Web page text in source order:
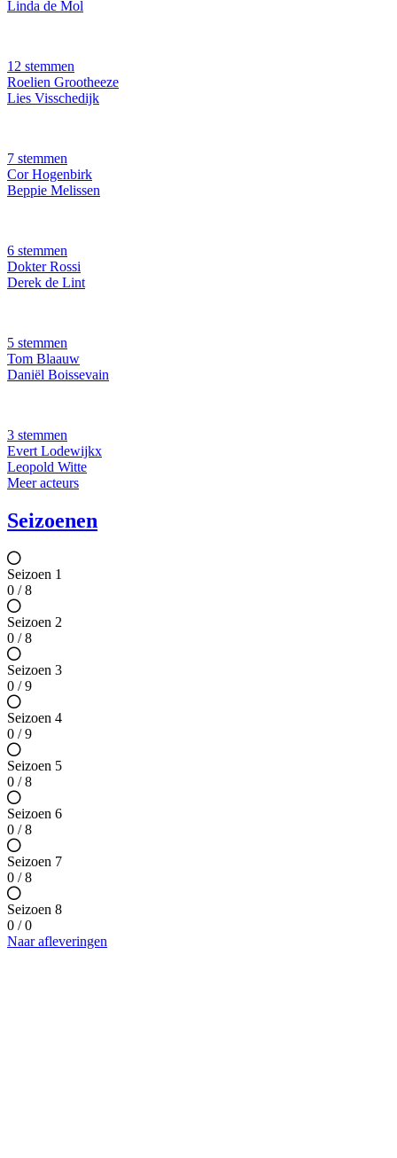
Linda de Mol
12 stemmen
Roelien Grootheeze
Lies Visschedijk
7 stemmen
Cor Hogenbirk
Beppie Melissen
6 stemmen
Dokter Rossi
Derek de Lint
5 stemmen
Tom Blaauw
Daniël Boissevain
3 stemmen
Evert Lodewijkx
Leopold Witte
Meer acteurs
Seizoenen
Seizoen 1
0 / 8
Seizoen 2
0 / 8
Seizoen 3
0 / 9
Seizoen 4
0 / 9
Seizoen 5
0 / 8
Seizoen 6
0 / 8
Seizoen 7
0 / 8
Seizoen 8
0 / 0
Naar afleveringen